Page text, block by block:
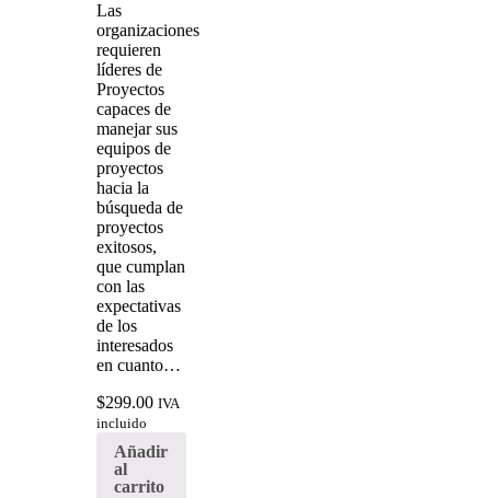
Las
organizaciones
requieren
líderes de
Proyectos
capaces de
manejar sus
equipos de
proyectos
hacia la
búsqueda de
proyectos
exitosos,
que cumplan
con las
expectativas
de los
interesados
en cuanto…
$299.00 IVA
incluido
Añadir
al
carrito